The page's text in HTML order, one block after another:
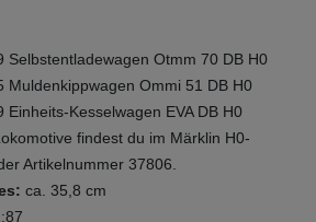
Selbstentladewagen Otmm 70 DB H0
Muldenkippwagen Ommi 51 DB H0
Einheits-Kesselwagen EVA DB H0
findest du im Märklin H0-
Artikelnummer 37806.
ca. 35,8 cm